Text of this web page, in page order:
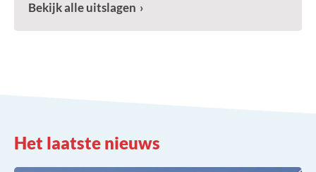
Bekijk alle uitslagen
Het laatste nieuws